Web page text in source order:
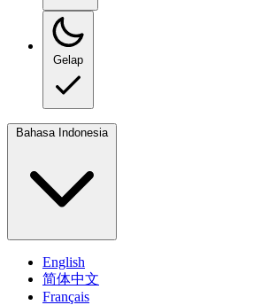
Gelap
Bahasa Indonesia
English
简体中文
Français